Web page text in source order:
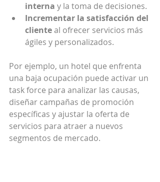
interna y la toma de decisiones.
Incrementar la satisfacción del
cliente al ofrecer servicios más
ágiles y personalizados.
Por ejemplo, un hotel que enfrenta
una baja ocupación puede activar un
task force para analizar las causas,
diseñar campañas de promoción
específicas y ajustar la oferta de
servicios para atraer a nuevos
segmentos de mercado.